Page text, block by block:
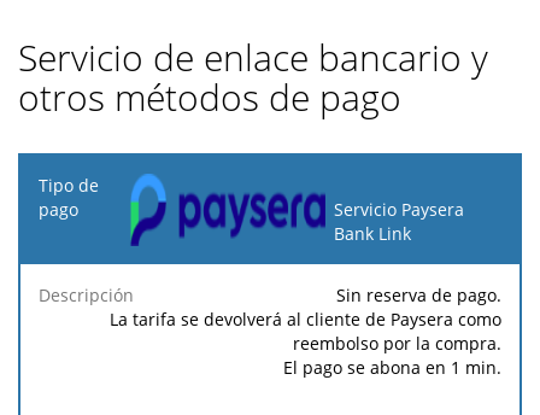
Servicio de enlace bancario y
otros métodos de pago
Tipo
de
Descripción
Tarifa
mínima
Tarifa
máxima
Servicio Paysera
Bank Link
Sin reserva de pago.
La tarifa se devolverá al cliente de Paysera como
reembolso por la compra.
El pago se abona en 1 min.